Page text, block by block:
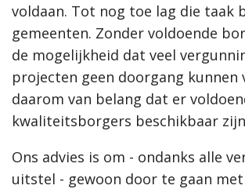
voldaan. Tot nog toe lag die taak
gemeenten. Zonder voldoende
de mogelijkheid dat veel
projecten geen doorgang kunnen
daarom van belang dat er
kwaliteitsborgers beschikbaar
Ons advies is om - ondanks alle
uitstel - gewoon door te gaan